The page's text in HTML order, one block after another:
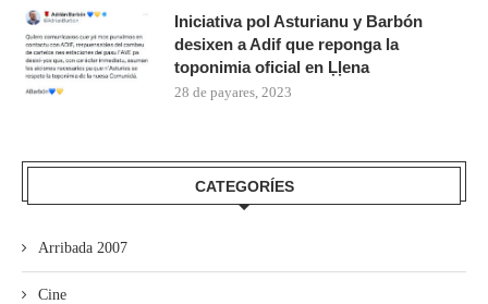
Iniciativa pol Asturianu y Barbón
desixen a Adif que reponga la
toponimia oficial en Ḷḷena
28 de payares, 2023
CATEGORÍES
Arribada 2007
Cine